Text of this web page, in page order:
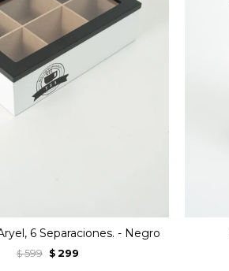
6 Separaciones. - Negro
$ 599 $ 299